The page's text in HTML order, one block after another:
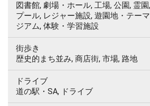
図書館, 劇場・ホール, 工場, 公園, 霊
プール, レジャー施設, 遊園地・テー
ジアム, 体験・学習施設
街歩き
歴史的まち並み, 商店街, 市場, 路地
ドライブ
道の駅・SA, ドライブ